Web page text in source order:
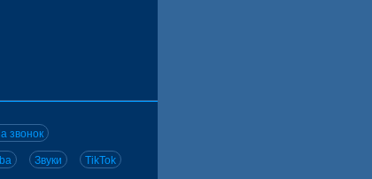
звонок
Звуки TikTok